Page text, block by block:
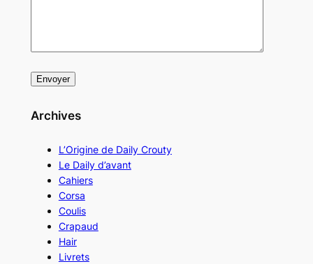
Archives
L’Origine de Daily Crouty
Le Daily d’avant
Cahiers
Corsa
Coulis
Crapaud
Hair
Livrets